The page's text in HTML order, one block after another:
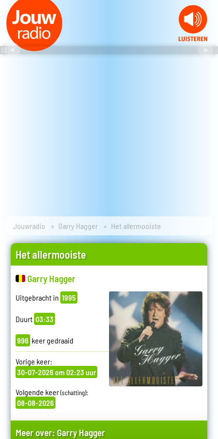
Jouwradio Garry Hagger Het allermooiste
Het allermooiste
Garry Hagger
Uitgebracht in 1995
Duurt 03:33
996 keer gedraaid
Vorige keer:
30-07-2026 om 02:23 uur
Volgende keer(schatting):
08-08-2026
Meer over: Garry Hagger